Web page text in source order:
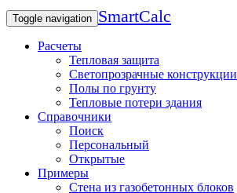
Toggle navigation SmartCalc
Расчеты
Тепловая защита
Светопрозрачные конструкции
Полы по грунту
Тепловые потери здания
Справочники
Поиск
Персональный
Открытые
Примеры
Стена из газобетонных блоков